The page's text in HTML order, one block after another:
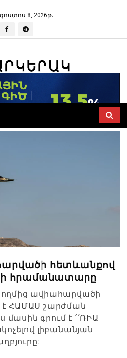
8, 2026թ․
հետևանքով
ի հրամանատարը
ավիահարվածի
է ՀԱՄԱՍ շարժման
գրում է ՛՛ՌԻԱ
լիբանանյան